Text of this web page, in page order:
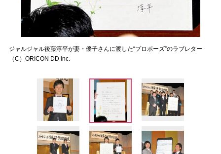
ジャルジャル後藤淳平が妻・優子さんに渡した“プロポーズ”のラブレター
（C）ORICON DD inc.